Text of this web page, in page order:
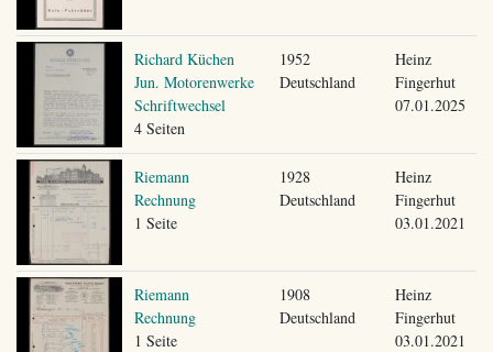
Richard Küchen
Jun. Motorenwerke
Schriftwechsel
4 Seiten
1952
Deutschland
Heinz
Fingerhut
07.01.2025
Riemann
Rechnung
1 Seite
1928
Deutschland
Heinz
Fingerhut
03.01.2021
Riemann
Rechnung
1 Seite
1908
Deutschland
Heinz
Fingerhut
03.01.2021